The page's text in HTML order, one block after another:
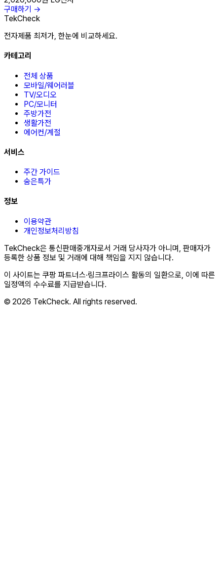
구매하기 →
TekCheck
전자제품 최저가, 한눈에 비교하세요.
카테고리
전체 상품
모바일/웨어러블
TV/오디오
PC/모니터
주방가전
생활가전
에어컨/계절
서비스
주간 가이드
숨은특가
정보
이용약관
개인정보처리방침
TekCheck은 통신판매중개자로서 거래 당사자가 아니며, 판매자가
등록한 상품 정보 및 거래에 대해 책임을 지지 않습니다.
이 사이트는 쿠팡 파트너스·링크프라이스 활동의 일환으로, 이에 따른
일정액의 수수료를 지급받습니다.
© 2026 TekCheck. All rights reserved.